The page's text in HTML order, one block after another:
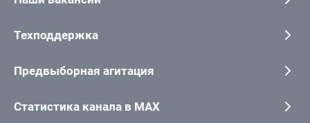
Техподдержка
Предвыборная агитация
Статистика канала в MAX